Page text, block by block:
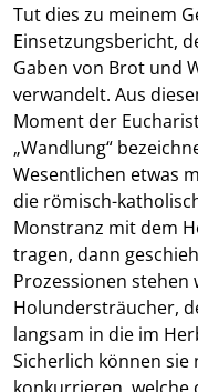
Tut dies zu meinem
Einsetzungsbericht,
Gaben von Brot und
verwandelt. Aus
Moment der
„Wandlung“
Wesentlichen etwas
die römisch-
Monstranz mit dem
tragen, dann
Prozessionen
Holundersträucher,
langsam in die im
Sicherlich können